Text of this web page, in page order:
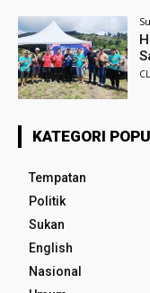
KATEGORI
Tempatan
Politik
Sukan
English
Nasional